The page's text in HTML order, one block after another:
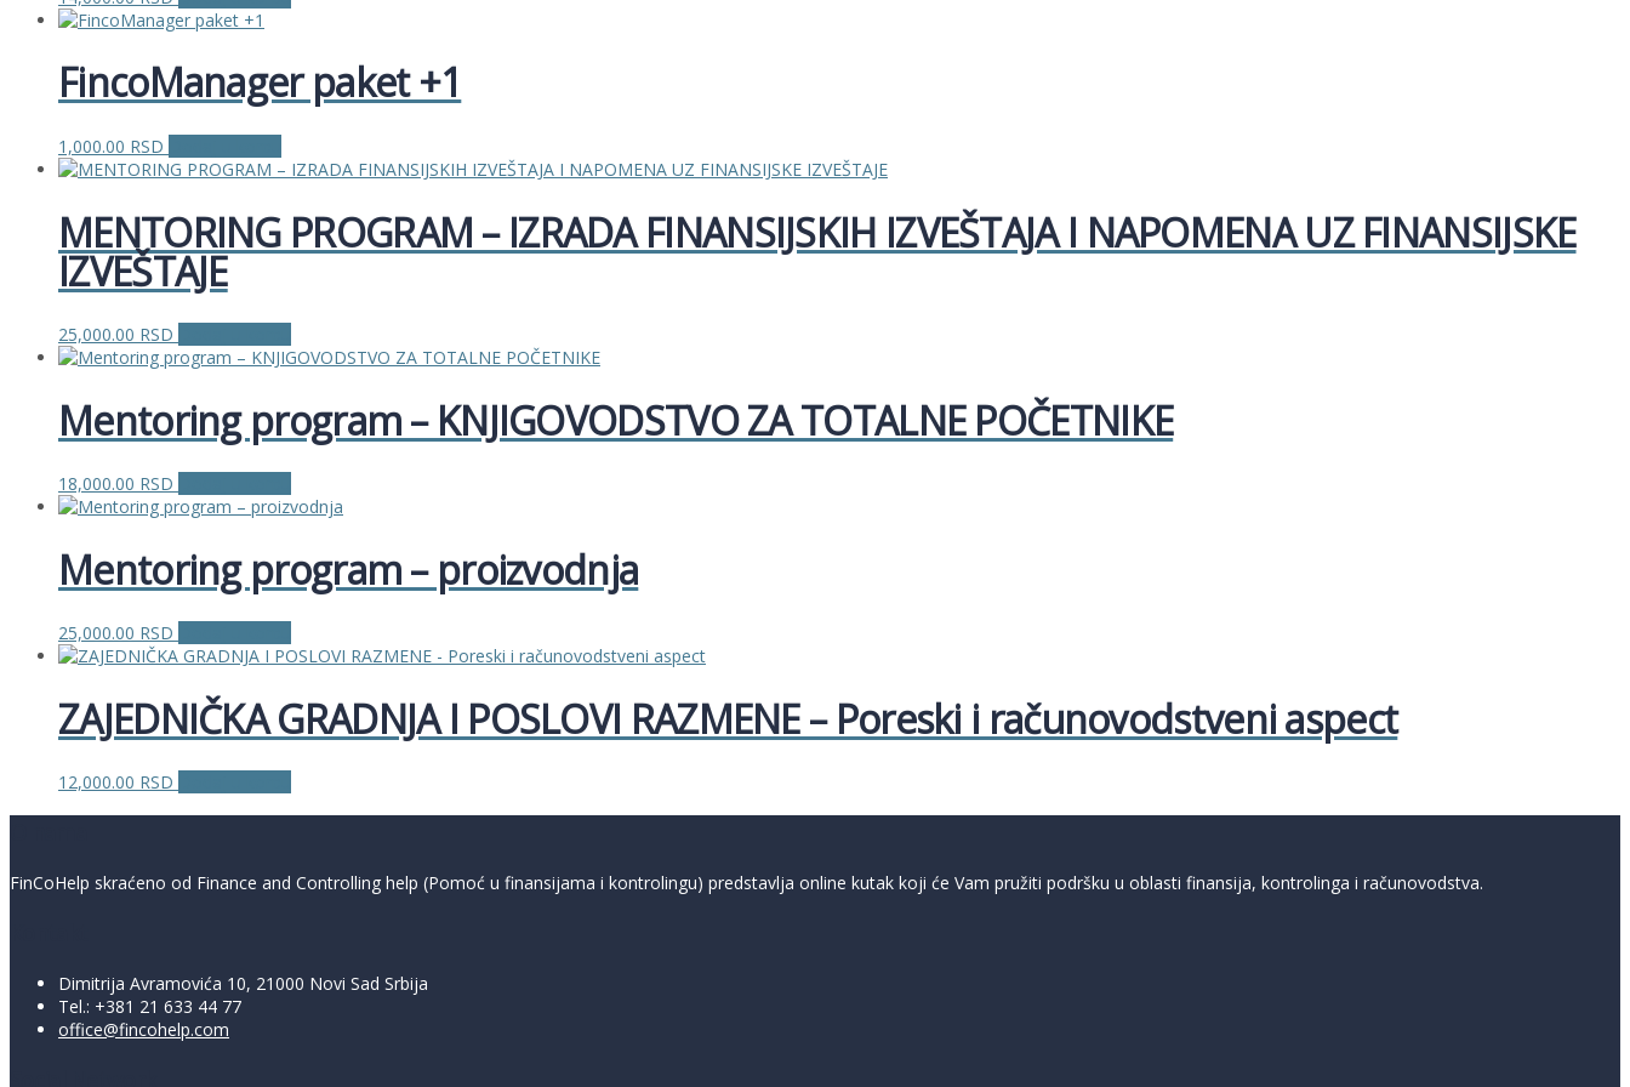
FincoManager paket +1
1,000.00 RSD
MENTORING PROGRAM – IZRADA FINANSIJSKIH IZVEŠTAJA I NAPOMENA UZ FINANSIJSKE
IZVEŠTAJE
25,000.00 RSD
Mentoring program – KNJIGOVODSTVO ZA TOTALNE POČETNIKE
18,000.00 RSD
Mentoring program – proizvodnja
25,000.00 RSD
ZAJEDNIČKA GRADNJA I POSLOVI RAZMENE – Poreski i računovodstveni aspect
12,000.00 RSD
FinCoHelp skraćeno od Finance and Controlling help (Pomoć u finansijama i kontrolingu) predstavlja online kutak koji će Vam pružiti podršku u oblasti finansija, kontrolinga i računovodstva.
Dimitrija Avramovića 10, 21000 Novi Sad Srbija
Tel.: +381 21 633 44 77
office@fincohelp.com